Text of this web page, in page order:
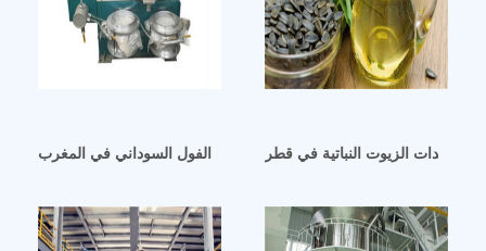
زيت نباتي من الفول السوداني في المغربمعدات الزيوت النباتية في قطر